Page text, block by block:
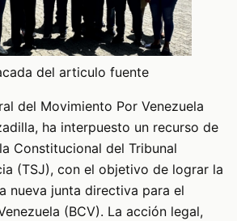
del articulo fuente
del Movimiento Por Venezuela
ha interpuesto un recurso de
Constitucional del Tribunal
(TSJ), con el objetivo de lograr la
nueva junta directiva para el
(BCV). La acción legal,